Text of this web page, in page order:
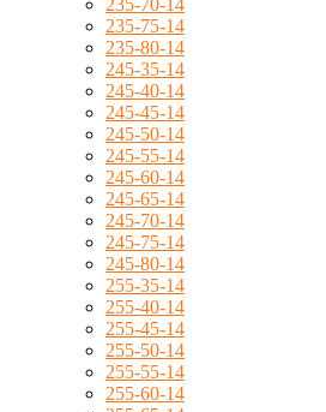
235-70-14
235-75-14
235-80-14
245-35-14
245-40-14
245-45-14
245-50-14
245-55-14
245-60-14
245-65-14
245-70-14
245-75-14
245-80-14
255-35-14
255-40-14
255-45-14
255-50-14
255-55-14
255-60-14